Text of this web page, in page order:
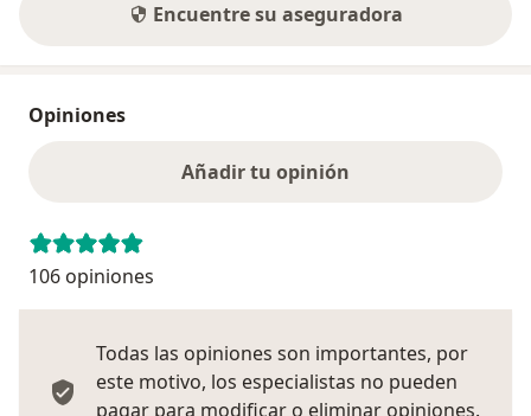
Encuentre su aseguradora
Opiniones
Añadir tu opinión
106 opiniones
Todas las opiniones son importantes, por
este motivo, los especialistas no pueden
pagar para modificar o eliminar opiniones.